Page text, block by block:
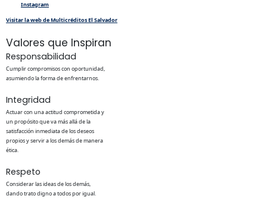
Instagram
Visitar la web de Multicréditos El Salvador
Valores que Inspiran
Responsabilidad
Cumplir compromisos con oportunidad,
asumiendo la forma de enfrentarnos.
Integridad
Actuar con una actitud comprometida y
un propósito que va más allá de la
satisfacción inmediata de los deseos
propios y servir a los demás de manera
ética.
Respeto
Considerar las ideas de los demás,
dando trato digno a todos por igual.